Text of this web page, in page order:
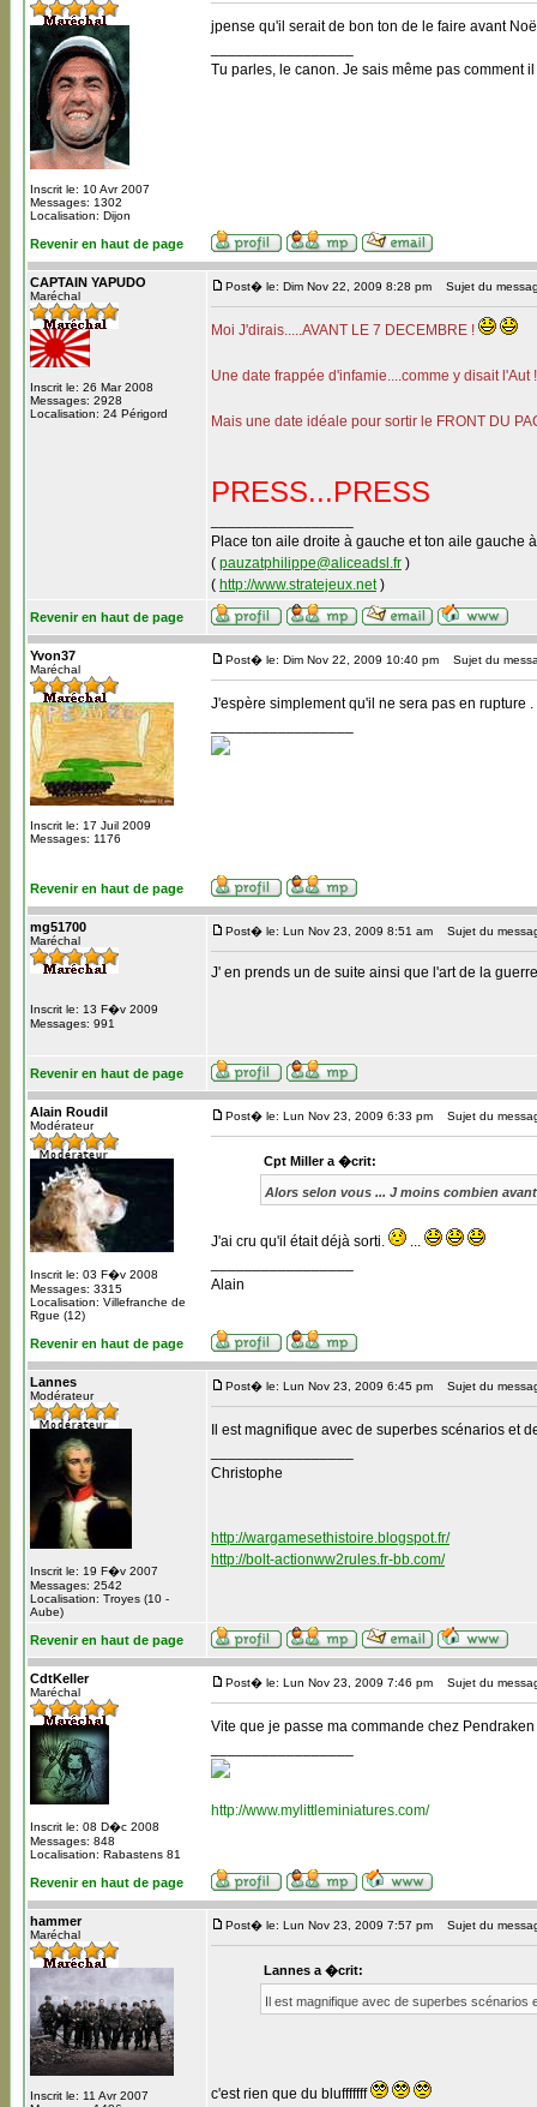
Inscrit le: 10 Avr 2007
Messages: 1302
Localisation: Dijon
jpense qu'il serait de bon ton de le faire avant
Tu parles, le canon. Je sais même pas comment
Revenir en haut de page
CAPTAIN YAPUDO
Maréchal
Inscrit le: 26 Mar 2008
Messages: 2928
Localisation: 24 Périgord
Post� le: Dim Nov 22, 2009 8:28 pm Sujet du
Moi J'dirais.....AVANT LE 7 DECEMBRE !
Une date frappée d'infamie....comme y disait l'Aut
Mais une date idéale pour sortir le FRONT DU
PRESS...PRESS
Place ton aile droite à gauche et ton aile gauche
( pauzatphilippe@aliceadsl.fr )
( http://www.stratejeux.net)
Revenir en haut de page
Yvon37
Maréchal
Inscrit le: 17 Juil 2009
Messages: 1176
Post� le: Dim Nov 22, 2009 10:40 pm Sujet du
J'espère simplement qu'il ne sera pas en rupture
Revenir en haut de page
mg51700
Maréchal
Inscrit le: 13 F�v 2009
Messages: 991
Post� le: Lun Nov 23, 2009 8:51 am Sujet du
J' en prends un de suite ainsi que l'art de la
Revenir en haut de page
Alain Roudil
Modérateur
Inscrit le: 03 F�v 2008
Messages: 3315
Localisation: Villefranche de
Rgue (12)
Post� le: Lun Nov 23, 2009 6:33 pm Sujet du
Cpt Miller a �crit:
Alors selon vous ... J moins combien
J'ai cru qu'il était déjà sorti.
...
Alain
Revenir en haut de page
Lannes
Modérateur
Inscrit le: 19 F�v 2007
Messages: 2542
Localisation: Troyes (10 -
Aube)
Post� le: Lun Nov 23, 2009 6:45 pm Sujet du
Il est magnifique avec de superbes scénarios et
Christophe
http://wargamesethistoire.blogspot.fr/
http://bolt-actionww2rules.fr-bb.com/
Revenir en haut de page
CdtKeller
Maréchal
Inscrit le: 08 D�c 2008
Messages: 848
Localisation: Rabastens 81
Post� le: Lun Nov 23, 2009 7:46 pm Sujet du
Vite que je passe ma commande chez Pendraken
http://www.mylittleminiatures.com/
Revenir en haut de page
hammer
Maréchal
Inscrit le: 11 Avr 2007
Post� le: Lun Nov 23, 2009 7:57 pm Sujet du
Lannes a �crit:
Il est magnifique avec de superbes scénarios
c'est rien que du blufffffff